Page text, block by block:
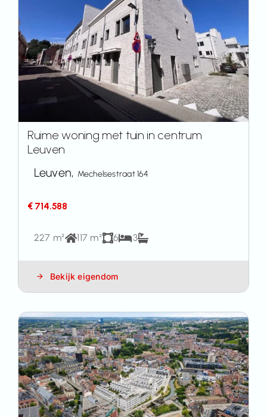
Ruime woning met tuin in centrum
Leuven
Leuven, Mechelsestraat 164
€ 714.588
227 m² 117 m² 6 3
Bekijk eigendom